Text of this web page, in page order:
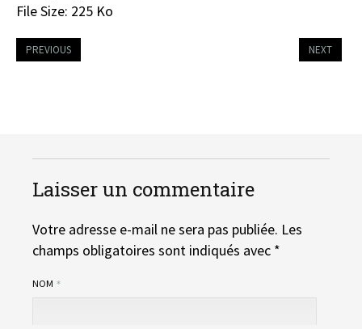
File Size: 225 Ko
PREVIOUS NEXT
Laisser un commentaire
Votre adresse e-mail ne sera pas publiée. Les
champs obligatoires sont indiqués avec *
NOM